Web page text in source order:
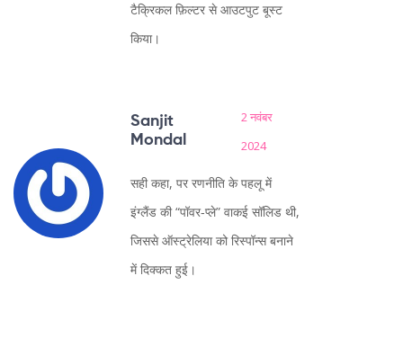
टैक्रिकल फ़िल्टर से आउटपुट बूस्ट
किया।
Sanjit
Mondal
2 नवंबर
2024
सही कहा, पर रणनीति के पहलू में
इंग्लैंड की “पॉवर‑प्ले” वाकई सॉलिड थी,
जिससे ऑस्ट्रेलिया को रिस्पॉन्स बनाने
में दिक्कत हुई।